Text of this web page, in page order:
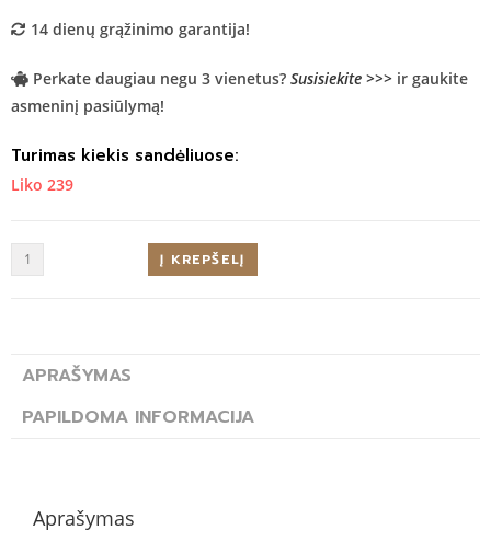
14 dienų grąžinimo garantija!
Perkate daugiau negu 3 vienetus? Susisiekite >>> ir gaukite
asmeninį pasiūlymą!
Turimas kiekis sandėliuose:
Liko 239
Į KREPŠELĮ
APRAŠYMAS
PAPILDOMA INFORMACIJA
Aprašymas